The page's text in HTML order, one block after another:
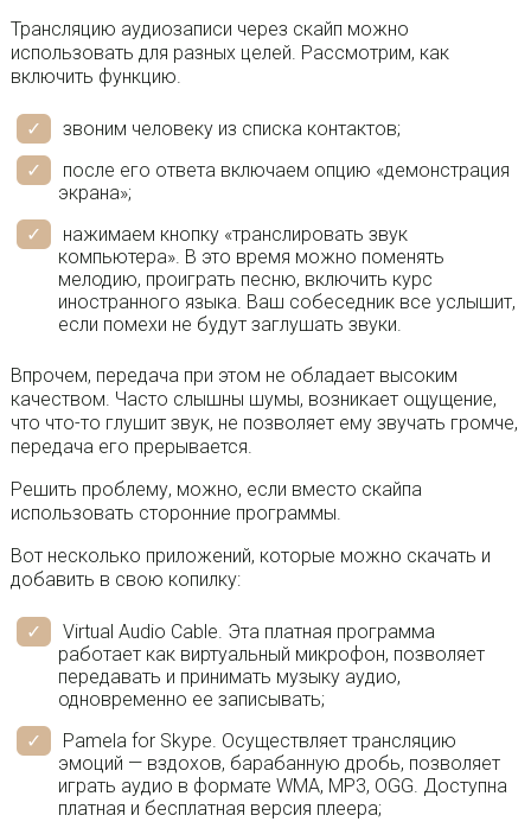
Трансляцию аудиозаписи через скайп можно
использовать для разных целей. Рассмотрим, как
включить функцию.
звоним человеку из списка контактов;
после его ответа включаем опцию «демонстрация
экрана»;
нажимаем кнопку «транслировать звук
компьютера». В это время можно поменять
мелодию, проиграть песню, включить курс
иностранного языка. Ваш собеседник все услышит,
если помехи не будут заглушать звуки.
Впрочем, передача при этом не обладает высоким
качеством. Часто слышны шумы, возникает ощущение,
что что-то глушит звук, не позволяет ему звучать громче,
передача его прерывается.
Решить проблему, можно, если вместо скайпа
использовать сторонние программы.
Вот несколько приложений, которые можно скачать и
добавить в свою копилку:
Virtual Audio Cable. Эта платная программа
работает как виртуальный микрофон, позволяет
передавать и принимать музыку аудио,
одновременно ее записывать;
Pamela for Skype. Осуществляет трансляцию
эмоций — вздохов, барабанную дробь, позволяет
играть аудио в формате WMA, MP3, OGG. Доступна
платная и бесплатная версия плеера;